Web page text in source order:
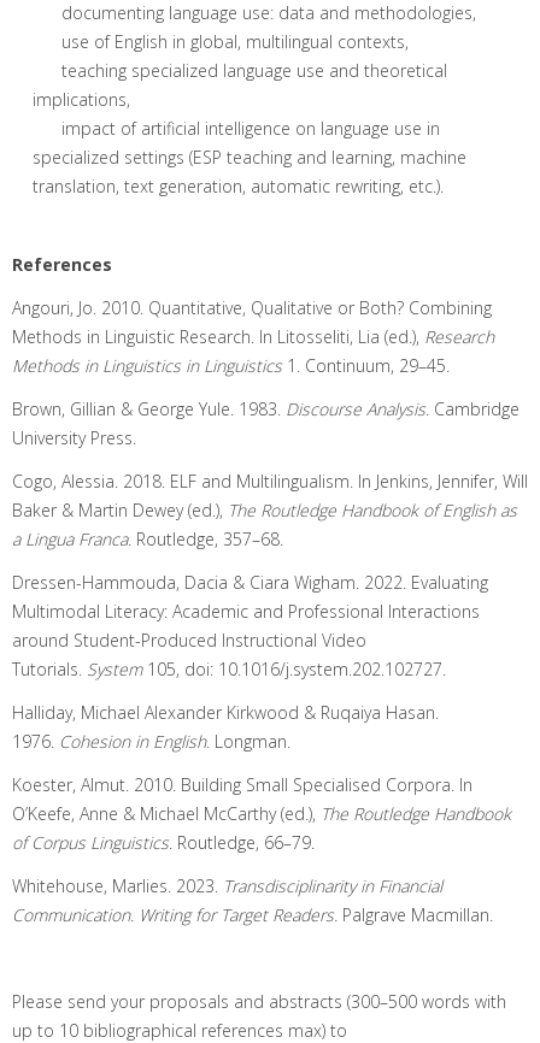
documenting language use: data and methodologies,
use of English in global, multilingual contexts,
teaching specialized language use and theoretical
implications,
impact of artificial intelligence on language use in
specialized settings (ESP teaching and learning, machine
translation, text generation, automatic rewriting, etc.).
References
Angouri, Jo. 2010. Quantitative, Qualitative or Both? Combining
Methods in Linguistic Research. In Litosseliti, Lia (ed.), Research
Methods in Linguistics in Linguistics 1. Continuum, 29–45.
Brown, Gillian & George Yule. 1983. Discourse Analysis. Cambridge
University Press.
Cogo, Alessia. 2018. ELF and Multilingualism. In Jenkins, Jennifer, Will
Baker & Martin Dewey (ed.), The Routledge Handbook of English as
a Lingua Franca. Routledge, 357–68.
Dressen-Hammouda, Dacia & Ciara Wigham. 2022. Evaluating
Multimodal Literacy: Academic and Professional Interactions
around Student-Produced Instructional Video
Tutorials. System105, doi: 10.1016/j.system.202.102727.
Halliday, Michael Alexander Kirkwood & Ruqaiya Hasan.
1976. Cohesion in English. Longman.
Koester, Almut. 2010. Building Small Specialised Corpora. In
O’Keefe, Anne & Michael McCarthy (ed.), The Routledge Handbook
of Corpus Linguistics. Routledge, 66–79.
Whitehouse, Marlies. 2023. Transdisciplinarity in Financial
Communication. Writing for Target Readers. Palgrave Macmillan.
Please send your proposals and abstracts (300–500 words with
up to 10 bibliographical references max) to